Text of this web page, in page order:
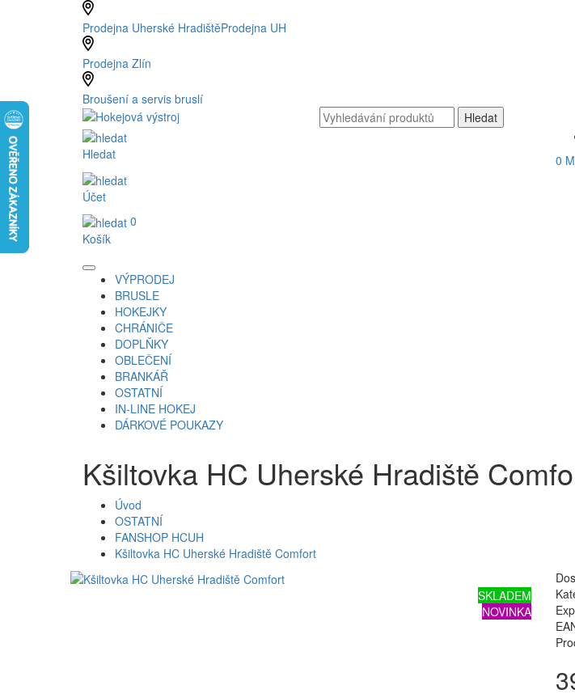
Prodejna Uherské HradištěProdejna UH
Prodejna Zlín
Broušení a servis bruslí
Hledat
Účet
0
Košík
0
VÝPRODEJ
BRUSLE
HOKEJKY
CHRÁNIČE
DOPLŇKY
OBLEČENÍ
BRANKÁŘ
OSTATNÍ
IN-LINE HOKEJ
DÁRKOVÉ POUKAZY
Kšiltovka HC Uherské Hradiště
Úvod
OSTATNÍ
FANSHOP HCUH
Kšiltovka HC Uherské Hradiště Comfort
SKLADEM
NOVINKA